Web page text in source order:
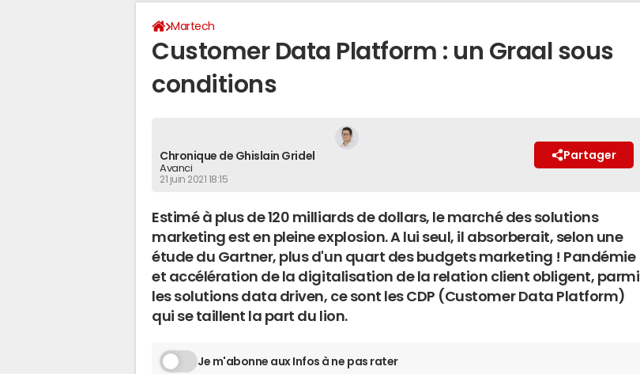
Martech
Customer Data Platform : un Graal sous
conditions
Chronique de Ghislain Gridel
Avanci
21 juin 2021 18:15
Partager
Estimé à plus de 120 milliards de dollars, le marché des solutions
marketing est en pleine explosion. A lui seul, il absorberait, selon une
étude du Gartner, plus d'un quart des budgets marketing ! Pandémie
et accélération de la digitalisation de la relation client obligent, parmi
les solutions data driven, ce sont les CDP (Customer Data Platform)
qui se taillent la part du lion.
Je m'abonne aux Infos à ne pas rater